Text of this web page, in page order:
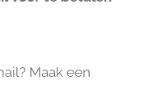
Maak een